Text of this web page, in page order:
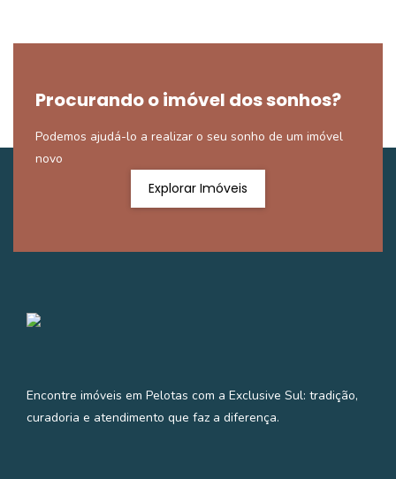
Procurando o imóvel dos sonhos?
Podemos ajudá-lo a realizar o seu sonho de um imóvel
novo
Explorar Imóveis
Encontre imóveis em Pelotas com a Exclusive Sul: tradição,
curadoria e atendimento que faz a diferença.